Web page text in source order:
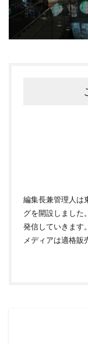
編集長兼管理人は
グを開設しました
発信していきます
メディアは適格販